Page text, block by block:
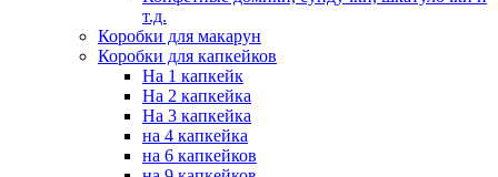
т.д.
Коробки для макарун
Коробки для капкейков
На 1 капкейк
На 2 капкейка
На 3 капкейка
на 4 капкейка
на 6 капкейков